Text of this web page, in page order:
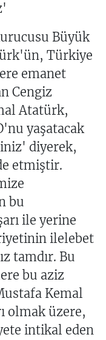
Büyük
Türkiye
emanet
Cengiz
Atatürk,
yaşatacak
diyerek,
etmiştir.
bu
ile yerine
ilelebet
tamdır. Bu
bu aziz
Kemal
olmak üzere,
intikal eden